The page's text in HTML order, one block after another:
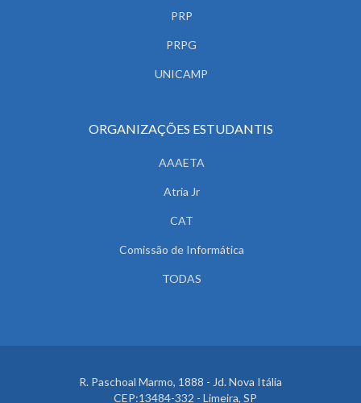
PRP
PRPG
UNICAMP
ORGANIZAÇÕES ESTUDANTIS
AAAETA
Atria Jr
CAT
Comissão de Informática
TODAS
R. Paschoal Marmo, 1888 - Jd. Nova Itália
CEP:13484-332 - Limeira, SP